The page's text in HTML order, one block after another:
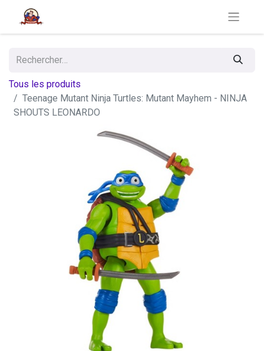
Tous les produits
Teenage Mutant Ninja Turtles: Mutant Mayhem - NINJA
SHOUTS LEONARDO